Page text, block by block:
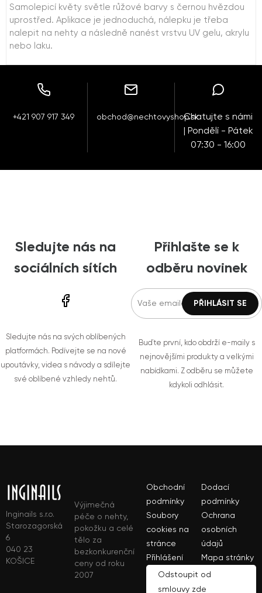
Samolepicí květy světle růžové barvy s černou hvězdou
uprostřed. Aplikace je jednoduchá, nálepku je třeba
nalepit na nehty a následně nanést vrstvu UV gelu, akrylu
nebo laku.
+421 907 917 349 obchod@nechtovyshop.skChatujte s námi
| Pondělí - Pátek
07:30 - 16:00
Sledujte nás na
sociálních sítích
Sledujte nás na svých oblíbených
platformách. Podívejte se na nové
upoutávky, videa s návody a sdílejte
své oblíbené vzhledy nehtů.
Přihlašte se k
odběru novinek
Buďte první, kdo obdrží e-maily s
nejnovějšími produkty a velkými
nabídkami. Z odběru se můžete
kdykoli odhlásit.
Inginails s.r.o.
Starozagorská
6
040 23
KOŠICE
Výjimečná
péče o nehty,
pokožku a celé
tělo za
bezkonkurenční
ceny od roku
2007
Obchodní
podmínky
Dodací
podmínky
Soubory
cookies na
stránce
Ochrana
osobních
údajů
Přihlášení
Mapa stránky
Odstoupit od
smlouvy zde